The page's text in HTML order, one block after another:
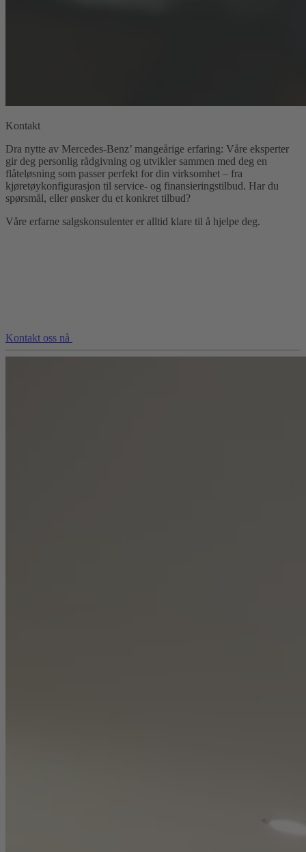
Kontakt
Dra nytte av Mercedes-Benz’ mangeårige erfaring: Våre eksperter
gir deg personlig rådgivning og utvikler sammen med deg en
flåteløsning som passer perfekt for din virksomhet – fra
kjøretøykonfigurasjon til service- og finansieringstilbud. Har du
spørsmål, eller ønsker du et konkret tilbud?
Våre erfarne salgskonsulenter er alltid klare til å hjelpe deg.
Kontakt oss nå